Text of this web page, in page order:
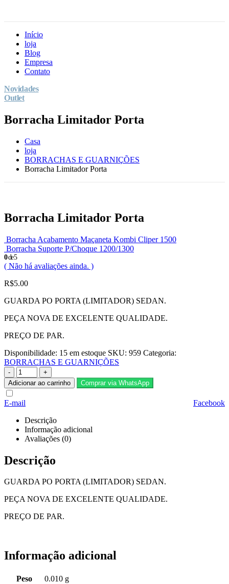
Início
loja
Blog
Empresa
Contato
Novidades
Outlet
Borracha Limitador Porta
Casa
loja
BORRACHAS E GUARNIÇÕES
Borracha Limitador Porta
Borracha Limitador Porta
Borracha Acabamento Maçaneta Kombi Cliper 1500
Borracha Suporte P/Choque 1200/1300
0de 5
( Não há avaliações ainda. )
R$5.00
GUARDA PO PORTA (LIMITADOR) SEDAN.
PEÇA NOVA DE EXCELENTE QUALIDADE.
PREÇO DE PAR.
Disponibilidade: 15 em estoque SKU: 959 Categoria:
BORRACHAS E GUARNIÇÕES
-
+
Adicionar ao carrinho
Comprar via WhatsApp
Facebook
E-mail
Descrição
Informação adicional
Avaliações (0)
Descrição
GUARDA PO PORTA (LIMITADOR) SEDAN.
PEÇA NOVA DE EXCELENTE QUALIDADE.
PREÇO DE PAR.
Informação adicional
Peso
0.010 g